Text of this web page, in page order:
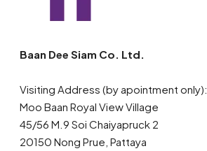
Baan Dee Siam Co. Ltd.
Visiting Address (by apointment only):
Moo Baan Royal View Village
45/56 M.9 Soi Chaiyapruck 2
20150 Nong Prue, Pattaya